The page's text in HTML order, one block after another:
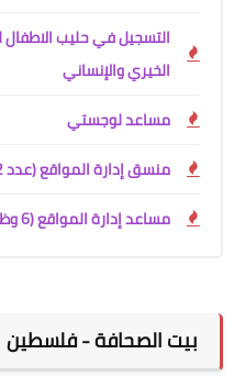
التسجيل في حليب
الخيري والإنساني
مساعد لوجستي
منسق إدارة المواقع (عدد 2)
مساعد إدارة المواقع (6 وظائف)
بيت الصحافة - فلسطين